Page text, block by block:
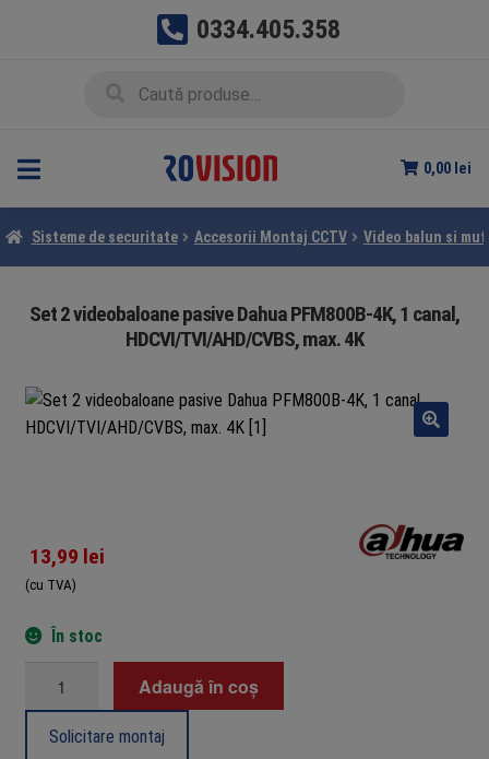
0334.405.358
0,00 lei
Sisteme de securitate Accesorii Montaj CCTV Video balun si
Set 2 videobaloane pasive Dahua PFM800B-4K, 1 canal,
HDCVI/TVI/AHD/CVBS, max. 4K
13,99 lei
(cu TVA)
În stoc
Adaugă în coș
Solicitare montaj